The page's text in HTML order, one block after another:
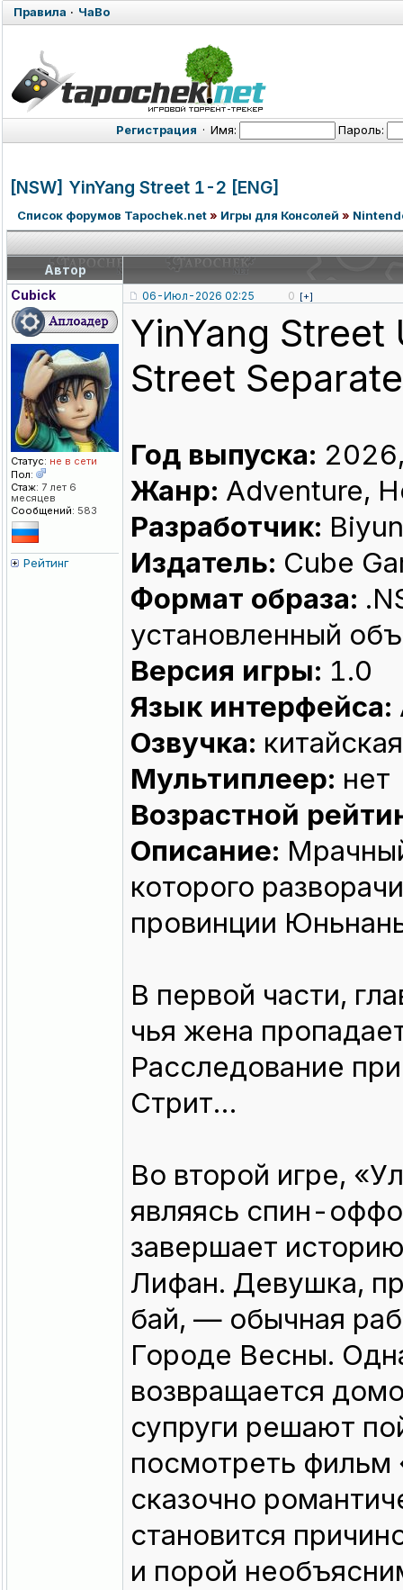
Правила · ЧаВо
Регистрация · Имя: Пароль:
[NSW] YinYang Street 1-2 [ENG]
Список форумов Tapochek.net» Игры для Консолей »
Автор
Cubick
Статус: не в сети
Пол:
Стаж: 7 лет 6
месяцев
Сообщений: 583
Рейтинг
06-Июл-2026 02:25 0 [+]
YinYang
Street
Год выпуска:
Жанр: Adventure,
Разработчик:
Издатель: Cube
Формат образа:
установленный
Версия игры: 1.0
Язык интерфейса:
Озвучка: китайская
Мультиплеер: нет
Возрастной
Описание:
которого
провинции
В первой части,
чья жена
Расследование
Стрит…
Во второй игре,
являясь спин-
завершает
Лифан. Девушка,
бай, — обычная
Городе Весны.
возвращается
супруги решают
посмотреть фильм
сказочно
становится
и порой